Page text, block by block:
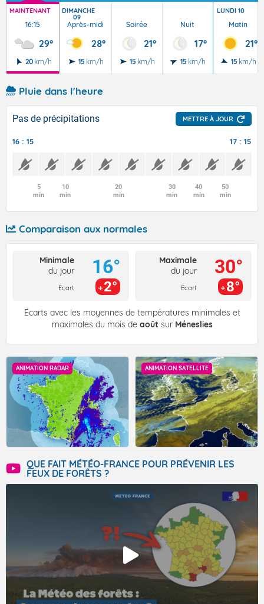
MAINTENANT
16:15
29°
20 km/h
DIMANCHE
09
Après-midi
28°
15 km/h
Soirée
21°
15 km/h
Nuit
17°
15 km/h
LUNDI 10
Matin
21°
15 km/h
Pluie dans l'heure
Pas de précipitations METTRE À JOUR
16 : 15 17 : 15
5
min
10
min
20
min
30
min
40
min
50
min
Comparaison aux normales
Minimale
du jour
Ecart
16°
2°
Maximale
du jour
Ecart
30°
8°
Écarts avec les moyennes de températures minimales et
maximales du mois de août sur Méneslies
ANIMATION RADAR ANIMATION SATELLITE
QUE FAIT MÉTÉO-FRANCE POUR PRÉVENIR LES
FEUX DE FORÊTS ?